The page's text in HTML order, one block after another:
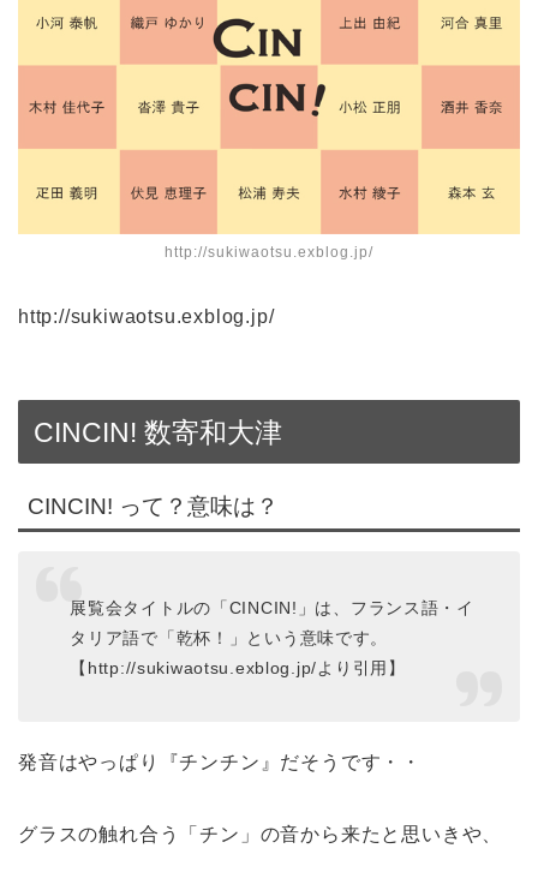
http://sukiwaotsu.exblog.jp/
http://sukiwaotsu.exblog.jp/
CINCIN! 数寄和大津
CINCIN! って？意味は？
展覧会タイトルの「CINCIN!」は、フランス語・イ
タリア語で「乾杯！」という意味です。
【http://sukiwaotsu.exblog.jp/より引用】
発音はやっぱり『チンチン』だそうです・・
グラスの触れ合う「チン」の音から来たと思いきや、